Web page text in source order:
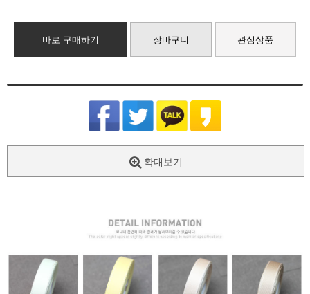
바로 구매하기 장바구니 관심상품
확대보기